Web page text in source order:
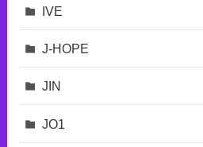
IVE
J-HOPE
JIN
JO1